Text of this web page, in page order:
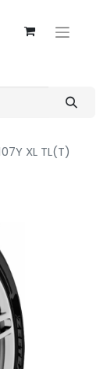
XL TL(T)